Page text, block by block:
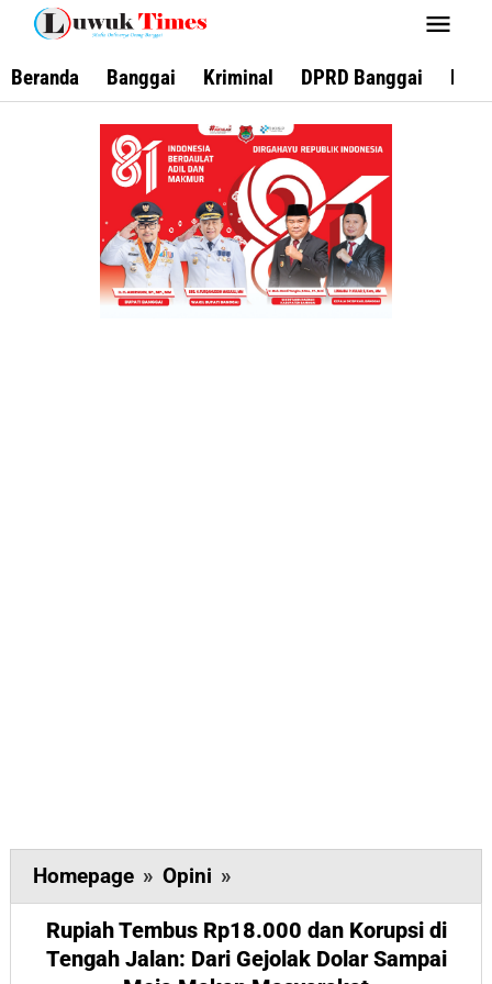
Lewati
konten
Beranda Banggai Kriminal DPRD Banggai
Homepage » Opini »
Tembus
Rp18.000
dan
Rupiah Tembus Rp18.000 dan Korupsi di
Tengah Jalan: Dari Gejolak Dolar Sampai